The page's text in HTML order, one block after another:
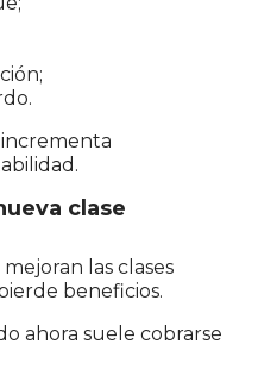
incrementa
clase
las clases
beneficios.
ahora suele cobrarse